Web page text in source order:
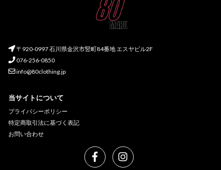
〒920-0997 石川県金沢市竪町84番地 エスヤビル2F
076-256-0850
info@80clothing.jp
当サイトについて
プライバシーポリシー
特定商取引法に基づく表記
お問い合わせ